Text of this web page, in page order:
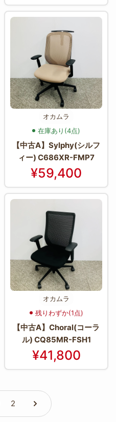
オカムラ
在庫あり(4点)
【中古A】Sylphy(シルフ
ィー) C686XR-FMP7
¥59,400
オカムラ
残りわずか(1点)
【中古A】Choral(コーラ
ル) CQ85MR-FSH1
¥41,800
2